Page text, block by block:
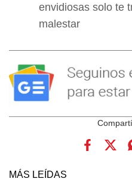
envidiosas solo te
malestar
MÁS LEÍDAS